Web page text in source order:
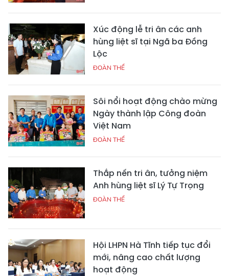
Xúc động lễ tri ân các anh
hùng liệt sĩ tại Ngã ba Đồng
Lộc
ĐOÀN THỂ
Sôi nổi hoạt động chào mừng
Ngày thành lập Công đoàn
Việt Nam
ĐOÀN THỂ
Thắp nến tri ân, tưởng niệm
Anh hùng liệt sĩ Lý Tự Trọng
ĐOÀN THỂ
Hội LHPN Hà Tĩnh tiếp tục đổi
mới, nâng cao chất lượng
hoạt động